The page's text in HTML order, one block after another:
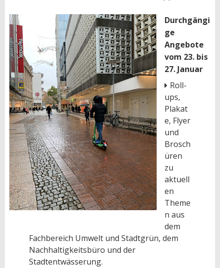
Durchgängi
ge
Angebote
vom 23. bis
27. Januar
Roll-
ups,
Plakat
e, Flyer
und
Brosch
üren
zu
aktuell
en
Theme
n aus
dem
Fachbereich Umwelt und Stadtgrün, dem
Nachhaltigkeitsbüro und der
Stadtentwässerung.